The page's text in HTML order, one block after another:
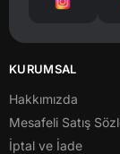
KURUMSAL
Hakkımızda
Mesafeli Satış
İptal ve İade